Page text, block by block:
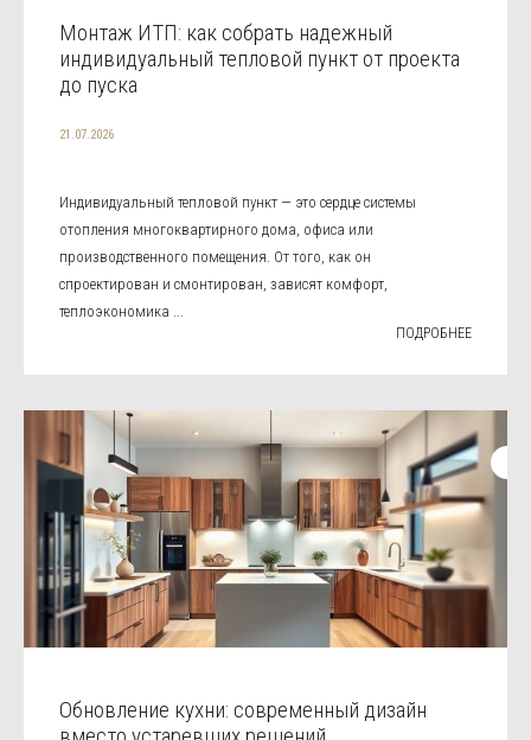
Монтаж ИТП: как собрать надежный
индивидуальный тепловой пункт от проекта
до пуска
21.07.2026
Индивидуальный тепловой пункт — это сердце системы
отопления многоквартирного дома, офиса или
производственного помещения. От того, как он
спроектирован и смонтирован, зависят комфорт,
теплоэкономика ...
ПОДРОБНЕЕ
Обновление кухни: современный дизайн